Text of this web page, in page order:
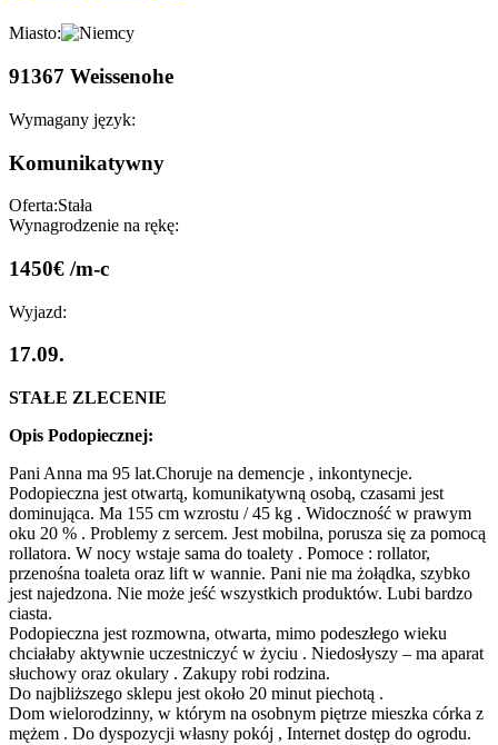
Miasto:
91367 Weissenohe
Wymagany język:
Komunikatywny
Oferta:Stała
Wynagrodzenie na rękę:
1450€ /m-c
Wyjazd:
17.09.
STAŁE ZLECENIE
Opis Podopiecznej:
Pani Anna ma 95 lat.Choruje na demencje , inkontynecje.
Podopieczna jest otwartą, komunikatywną osobą, czasami jest
dominująca. Ma 155 cm wzrostu / 45 kg . Widoczność w prawym
oku 20 % . Problemy z sercem. Jest mobilna, porusza się za pomocą
rollatora. W nocy wstaje sama do toalety . Pomoce : rollator,
przenośna toaleta oraz lift w wannie. Pani nie ma żołądka, szybko
jest najedzona. Nie może jeść wszystkich produktów. Lubi bardzo
ciasta.
Podopieczna jest rozmowna, otwarta, mimo podeszłego wieku
chciałaby aktywnie uczestniczyć w życiu . Niedosłyszy – ma aparat
słuchowy oraz okulary . Zakupy robi rodzina.
Do najbliższego sklepu jest około 20 minut piechotą .
Dom wielorodzinny, w którym na osobnym piętrze mieszka córka z
mężem . Do dyspozycji własny pokój , Internet dostęp do ogrodu.